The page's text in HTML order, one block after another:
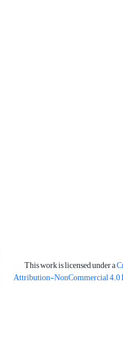
This work is licensed under a
Attribution-NonCommercial 4.0